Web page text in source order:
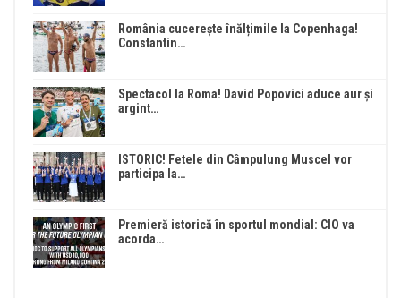
România cucerește înălțimile la Copenhaga!
Constantin…
Spectacol la Roma! David Popovici aduce aur și
argint…
ISTORIC! Fetele din Câmpulung Muscel vor
participa la…
Premieră istorică în sportul mondial: CIO va
acorda…